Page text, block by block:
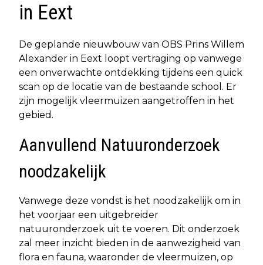
in Eext
De geplande nieuwbouw van OBS Prins Willem
Alexander in Eext loopt vertraging op vanwege
een onverwachte ontdekking tijdens een quick
scan op de locatie van de bestaande school. Er
zijn mogelijk vleermuizen aangetroffen in het
gebied.
Aanvullend Natuuronderzoek
noodzakelijk
Vanwege deze vondst is het noodzakelijk om in
het voorjaar een uitgebreider
natuuronderzoek uit te voeren. Dit onderzoek
zal meer inzicht bieden in de aanwezigheid van
flora en fauna, waaronder de vleermuizen, op